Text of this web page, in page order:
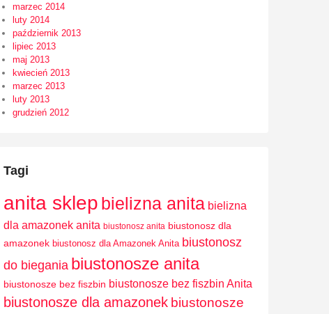
marzec 2014
luty 2014
październik 2013
lipiec 2013
maj 2013
kwiecień 2013
marzec 2013
luty 2013
grudzień 2012
Tagi
anita sklep bielizna anita bielizna
dla amazonek anita biustonosz anita biustonosz dla
amazonek biustonosz dla Amazonek Anita biustonosz
do biegania biustonosze anita
biustonosze bez fiszbin biustonosze bez fiszbin Anita
biustonosze dla amazonek biustonosze